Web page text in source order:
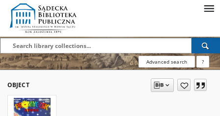
Advanced search ?
OBJECT